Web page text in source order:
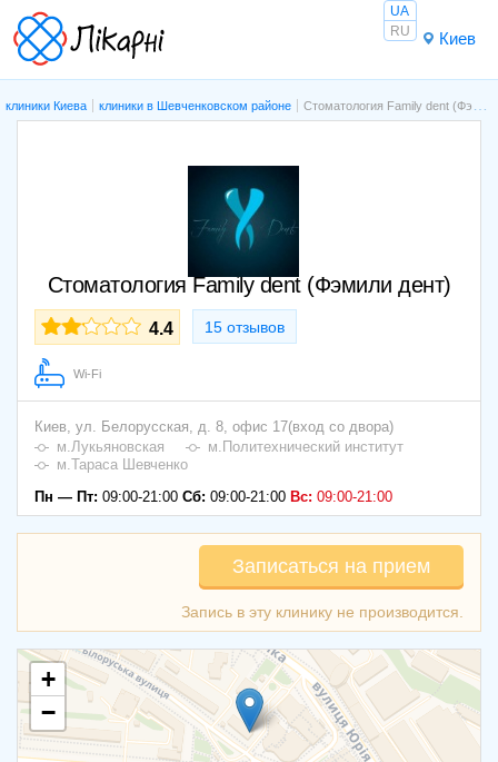
Киев
UA
RU
клиники Киева клиники в Шевченковском районе Стоматология Family dent (Фэмили дент)
Стоматология Family dent (Фэмили дент)
4.4 15 отзывов
Wi-Fi
Киев, ул. Белорусская, д. 8, офис 17(вход со двора)
м.Лукьяновская
м.Политехнический институт
м.Тараса Шевченко
Пн — Пт: 09:00-21:00 Сб: 09:00-21:00 Вс: 09:00-21:00
Записаться на прием
+
−